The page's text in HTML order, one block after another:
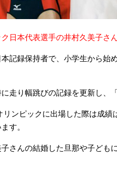
日本代表選手の井村久美子さん
記録保持者で、小学生から始
走り幅跳びの記録を更新し、
リンピックに出場した際は成
す。
さんの結婚した旦那や子ども